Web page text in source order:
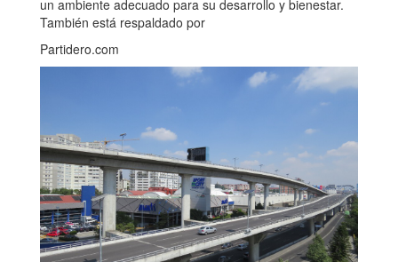
un ambiente adecuado para su desarrollo y bienestar.
También está respaldado por
Partidero.com